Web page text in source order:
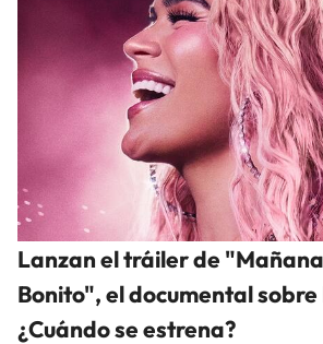
Lanzan el tráiler de
Bonito", el documental sobre
¿Cuándo se estrena?